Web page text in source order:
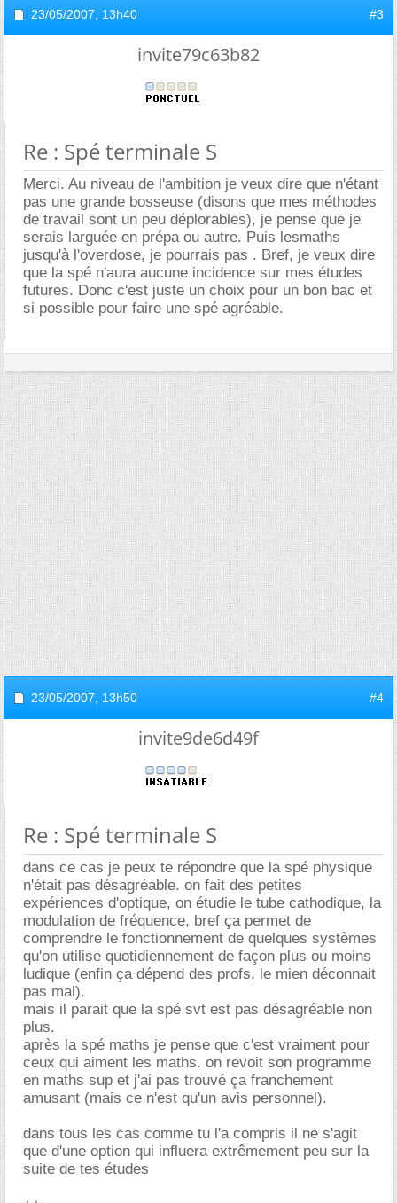
23/05/2007, 13h40 #3
invite79c63b82
Re : Spé terminale S
Merci. Au niveau de l'ambition je veux dire que n'étant
pas une grande bosseuse (disons que mes méthodes
de travail sont un peu déplorables), je pense que je
serais larguée en prépa ou autre. Puis lesmaths
jusqu'à l'overdose, je pourrais pas . Bref, je veux dire
que la spé n'aura aucune incidence sur mes études
futures. Donc c'est juste un choix pour un bon bac et
si possible pour faire une spé agréable.
23/05/2007, 13h50 #4
invite9de6d49f
Re : Spé terminale S
dans ce cas je peux te répondre que la spé physique
n'était pas désagréable. on fait des petites
expériences d'optique, on étudie le tube cathodique, la
modulation de fréquence, bref ça permet de
comprendre le fonctionnement de quelques systèmes
qu'on utilise quotidiennement de façon plus ou moins
ludique (enfin ça dépend des profs, le mien déconnait
pas mal).
mais il parait que la spé svt est pas désagréable non
plus.
après la spé maths je pense que c'est vraiment pour
ceux qui aiment les maths. on revoit son programme
en maths sup et j'ai pas trouvé ça franchement
amusant (mais ce n'est qu'un avis personnel).
dans tous les cas comme tu l'a compris il ne s'agit
que d'une option qui influera extrêmement peu sur la
suite de tes études